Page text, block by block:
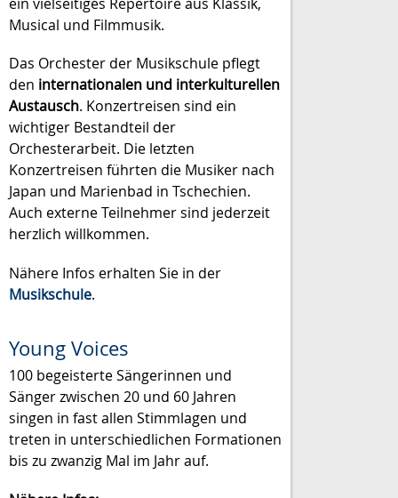
Musical und Filmmusik.
Das Orchester der Musikschule pflegt
den internationalen und interkulturellen
Austausch. Konzertreisen sind ein
wichtiger Bestandteil der
Orchesterarbeit. Die letzten
Konzertreisen führten die Musiker nach
Japan und Marienbad in Tschechien.
Auch externe Teilnehmer sind jederzeit
herzlich willkommen.
Nähere Infos erhalten Sie in der
Musikschule.
Young Voices
100 begeisterte Sängerinnen und
Sänger zwischen 20 und 60 Jahren
singen in fast allen Stimmlagen und
treten in unterschiedlichen Formationen
bis zu zwanzig Mal im Jahr auf.